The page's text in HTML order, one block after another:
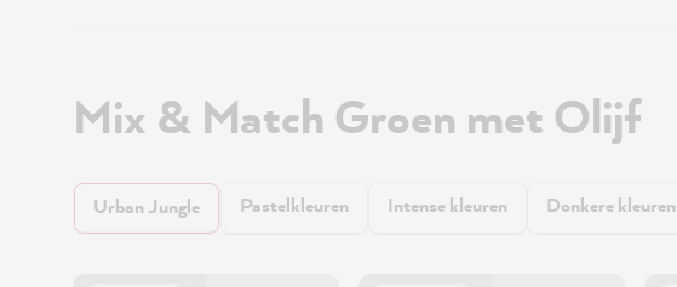
Mix & Match Groen met Olijf
Urban Jungle Pastelkleuren Intense kleuren Donkere kleuren